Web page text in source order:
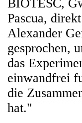
BIOTESC,
Pascua,
Alexander
gesprochen,
das
einwandfrei
die
hat."